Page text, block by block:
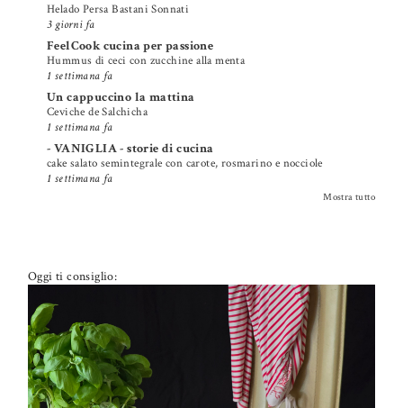
Helado Persa Bastani Sonnati
3 giorni fa
FeelCook cucina per passione
Hummus di ceci con zucchine alla menta
1 settimana fa
Un cappuccino la mattina
Ceviche de Salchicha
1 settimana fa
- VANIGLIA - storie di cucina
cake salato semintegrale con carote, rosmarino e nocciole
1 settimana fa
Mostra tutto
Oggi ti consiglio: